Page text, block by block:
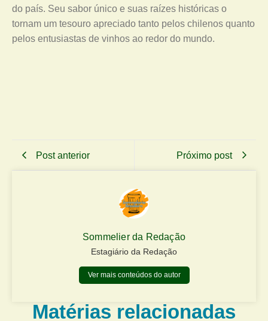
do país. Seu sabor único e suas raízes históricas o
tornam um tesouro apreciado tanto pelos chilenos quanto
pelos entusiastas de vinhos ao redor do mundo.
Post anterior Próximo post
Sommelier da Redação
Estagiário da Redação
Ver mais conteúdos do autor
Matérias relacionadas